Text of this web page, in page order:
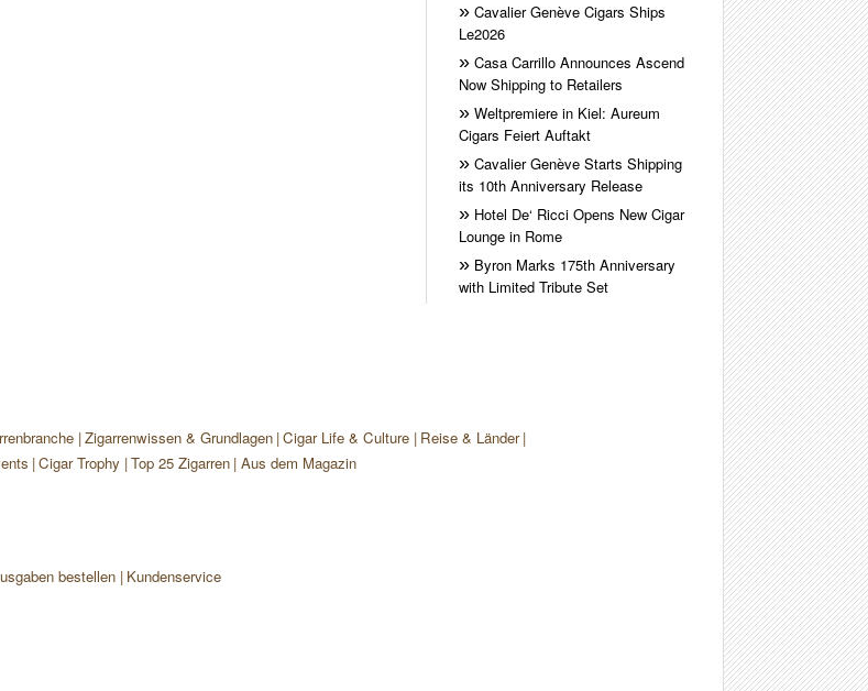
Cavalier Genève Cigars Ships
Le2026
Casa Carrillo Announces Ascend
Now Shipping to Retailers
Weltpremiere in Kiel: Aureum
Cigars Feiert Auftakt
Cavalier Genève Starts Shipping
its 10th Anniversary Release
Hotel De‘ Ricci Opens New Cigar
Lounge in Rome
Byron Marks 175th Anniversary
with Limited Tribute Set
Zigarrenwissen & Grundlagen Cigar Life & Culture Reise & Länder
Cigar Trophy Top 25 Zigarren Aus dem Magazin
bestellen Kundenservice